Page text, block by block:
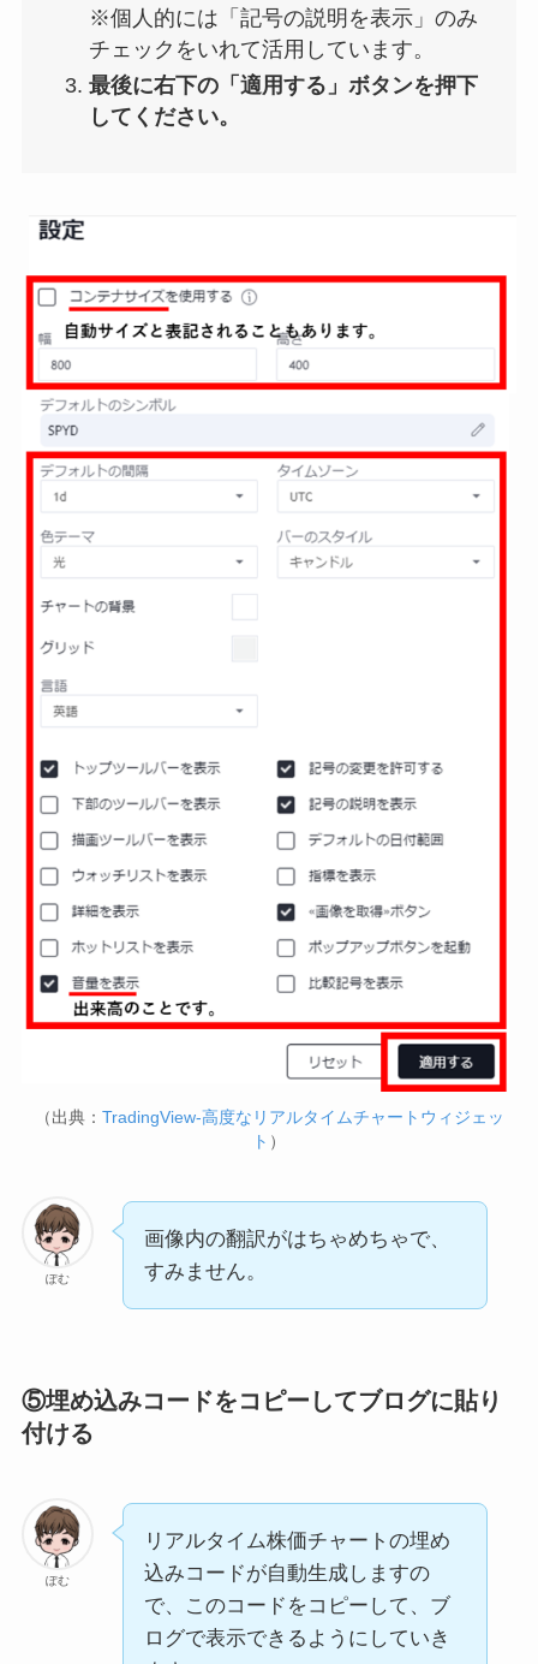
※個人的には「記号の説明を表示」のみ
チェックをいれて活用しています。
最後に右下の「適用する」ボタンを押下
してください。
（出典： TradingView-高度なリアルタイムチャートウィジェッ
ト ）
ぽむ
画像内の翻訳がはちゃめちゃで、
すみません。
⑤埋め込みコードをコピーしてブログに貼り
付ける
ぽむ
リアルタイム株価チャートの埋め
込みコードが自動生成しますの
で、このコードをコピーして、ブ
ログで表示できるようにしていき